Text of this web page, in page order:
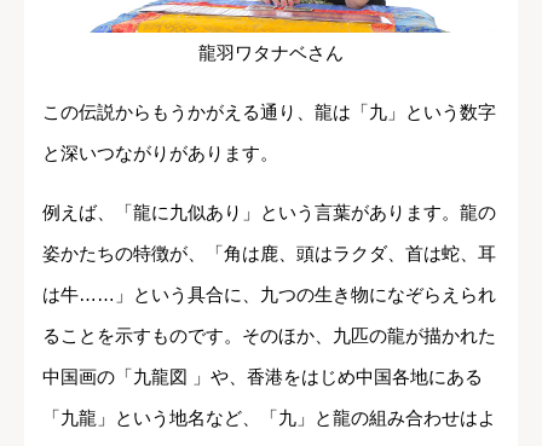
龍羽ワタナベさん
この伝説からもうかがえる通り、龍は「九」という数字
と深いつながりがあります。
例えば、「龍に九似あり」という言葉があります。龍の
姿かたちの特徴が、「角は鹿、頭はラクダ、首は蛇、耳
は牛……」という具合に、九つの生き物になぞらえられ
ることを示すものです。そのほか、九匹の龍が描かれた
中国画の「九龍図 」や、香港をはじめ中国各地にある
「九龍」という地名など、「九」と龍の組み合わせはよ